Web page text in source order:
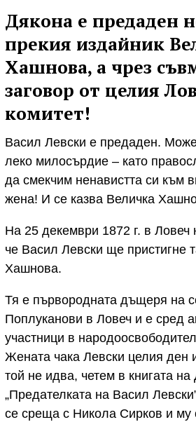
Дякона е предаден
прекия издайник
Хашнова, а чрез
заговор от целия
комитет!
Васил Левски е предаден.
леко милосърдие – като
да смекчим ненавистта си към
жена! И се казва Величка
На 25 декември 1872 г. в Ловеч
че Васил Левски ще пристигне
Хашнова.
Тя е първородната дъщеря на
Поплуканови в Ловеч и е сред
участници в
Жената чака Левски целия ден
той не идва, четем в книгата
„Предателката на Васил
се среща с Никола Сирков и му